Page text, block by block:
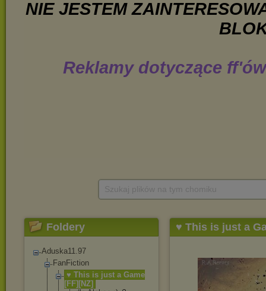
Foldery
Aduska11.97
FanFiction
♥ This is just a Game
[FF][NZ]
♥ This is just a